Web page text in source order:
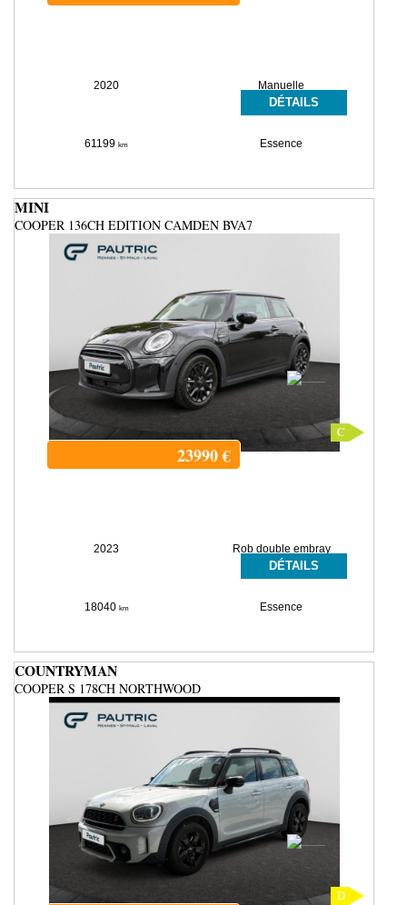
2020 Manuelle
61199km Essence
DÉTAILS
MINI
COOPER 136CH EDITION CAMDEN BVA7
C
2023 Rob double embray
18040 km Essence
23990€
DÉTAILS
COUNTRYMAN
COOPER S 178CH NORTHWOOD
D